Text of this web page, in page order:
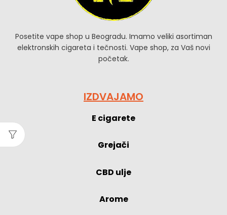
Posetite vape shop u Beogradu. Imamo veliki asortiman
elektronskih cigareta i tečnosti. Vape shop, za Vaš novi
početak.
IZDVAJAMO
E cigarete
Grejači
CBD ulje
Arome